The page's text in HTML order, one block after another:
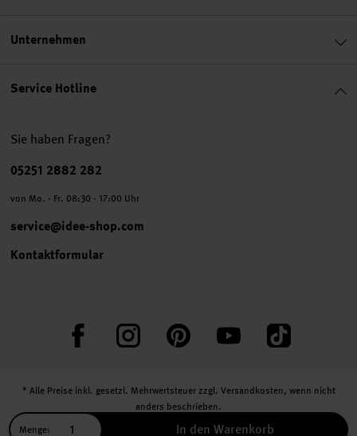
Menge: In den Warenkorb
Service Hotline
Sie haben Fragen?
Telefonnummer
05251 2882 282
von Mo. - Fr. 08:30 - 17:00 Uhr
service@idee-shop.com
Kontaktformular
FacebookInstagram PinterestYouTube TikTok
Unternehmen
* Alle Preise inkl. gesetzl. Mehrwertsteuer zzgl. Versandkosten, wenn nicht
anders beschrieben.
** Jede:r Abonnent:in erhält bei erstmaliger Anmeldung für unseren Newsletter